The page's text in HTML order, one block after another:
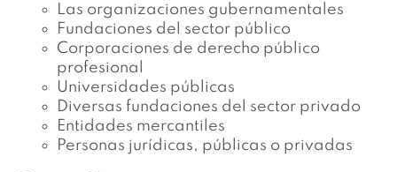
Las organizaciones gubernamentales
Fundaciones del sector público
Corporaciones de derecho público
profesional
Universidades públicas
Diversas fundaciones del sector privado
Entidades mercantiles
Personas jurídicas, públicas o privadas